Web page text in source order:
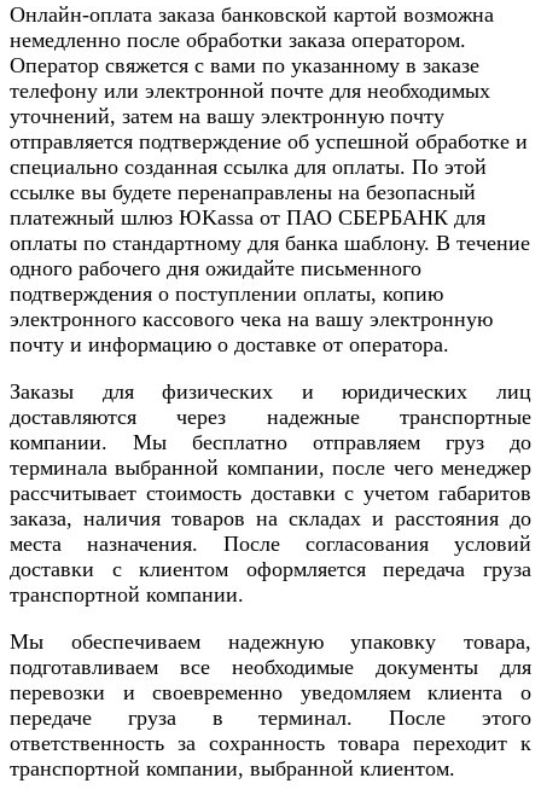
Онлайн-оплата заказа банковской картой возможна
немедленно после обработки заказа оператором.
Оператор свяжется с вами по указанному в заказе
телефону или электронной почте для необходимых
уточнений, затем на вашу электронную почту
отправляется подтверждение об успешной обработке и
специально созданная ссылка для оплаты. По этой
ссылке вы будете перенаправлены на безопасный
платежный шлюз ЮKassa от ПАО СБЕРБАНК для
оплаты по стандартному для банка шаблону. В течение
одного рабочего дня ожидайте письменного
подтверждения о поступлении оплаты, копию
электронного кассового чека на вашу электронную
почту и информацию о доставке от оператора.
Заказы для физических и юридических лиц
доставляются через надежные транспортные
компании. Мы бесплатно отправляем груз до
терминала выбранной компании, после чего менеджер
рассчитывает стоимость доставки с учетом габаритов
заказа, наличия товаров на складах и расстояния до
места назначения. После согласования условий
доставки с клиентом оформляется передача груза
транспортной компании.
Мы обеспечиваем надежную упаковку товара,
подготавливаем все необходимые документы для
перевозки и своевременно уведомляем клиента о
передаче груза в терминал. После этого
ответственность за сохранность товара переходит к
транспортной компании, выбранной клиентом.